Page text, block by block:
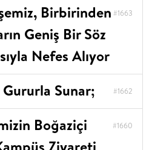
Birbirinden
Geniş Bir Söz
Nefes Alıyor
#1663
Sunar; #1662
Boğaziçi
#1660